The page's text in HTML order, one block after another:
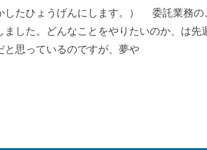
したひょうげんにします。） 委託業務の
した。どんなことをやりたいのか、は先
思っているのですが、夢や